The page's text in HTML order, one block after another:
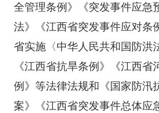
全管理条例》《突发事件应急
法》《江西省突发事件应对条
省实施〈中华人民共和国防洪
《江西省抗旱条例》《江西省
例》等法律法规和《国家防汛
案》《江西省突发事件总体应